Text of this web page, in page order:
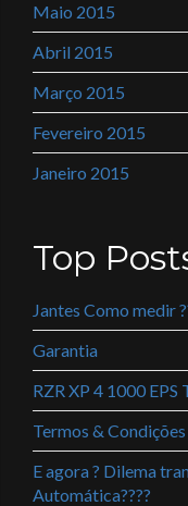
Maio 2015
Abril 2015
Março 2015
Fevereiro 2015
Janeiro 2015
Top
Jantes Como medir
Garantia
RZR XP 4 1000
Termos & Condições
E agora ? Dilema
Automática????